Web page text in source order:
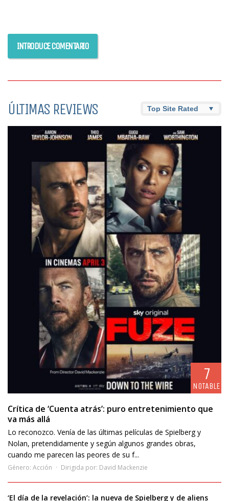
ÚLTIMAS REVIEWS
7
NOTABLE
Crítica de ‘Cuenta atrás’: puro entretenimiento que
va más allá
Lo reconozco. Venía de las últimas películas de Spielberg y
Nolan, pretendidamente y según algunos grandes obras,
cuando me parecen las peores de su f...
Género: Acción Dirigida por: David Mackenzie
‘El día de la revelación’: la nueva de Spielberg y de aliens